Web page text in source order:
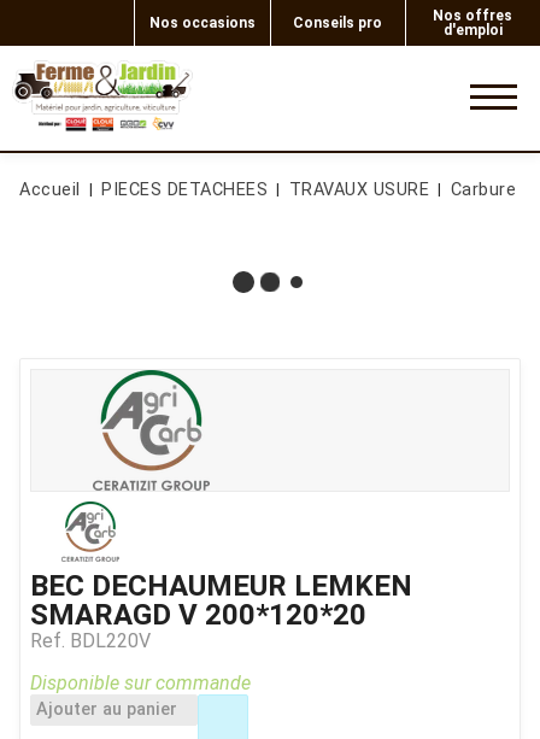
Nos occasions Conseils pro
Nos offres
d'emploi
Accueil PIECES DETACHEES TRAVAUX USURE Carbure
BEC DECHAUMEUR LEMKEN
SMARAGD V 200*120*20
Ref. BDL220V
Disponible sur commande
Ajouter au panier